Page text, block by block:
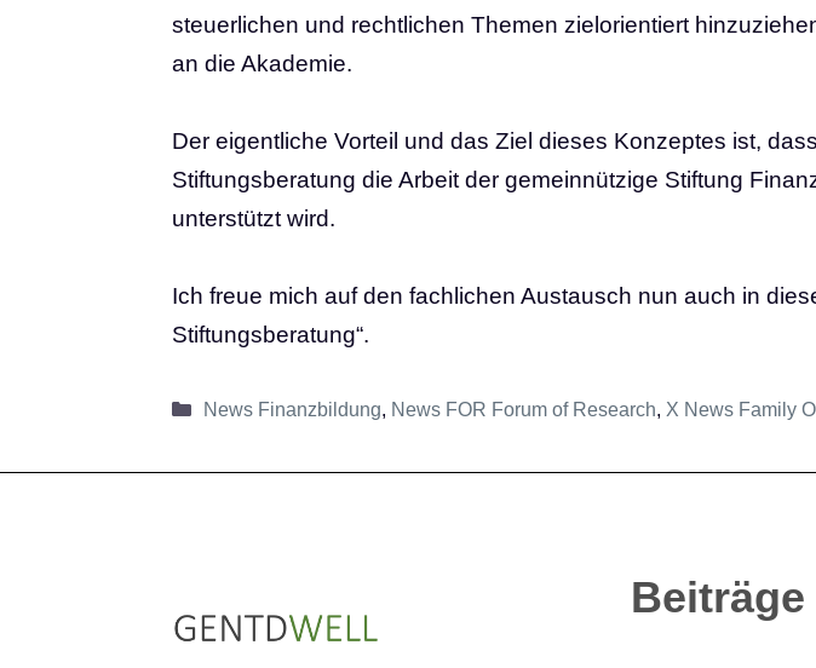
steuerlichen und rechtlichen Themen zielorientiert
an die Akademie.
Der eigentliche Vorteil und das Ziel dieses Konzeptes ist,
Stiftungsberatung die Arbeit der gemeinnützige Stiftung
unterstützt wird.
Ich freue mich auf den fachlichen Austausch nun auch in
Stiftungsberatung“.
Kategorien
News Finanzbildung, News FOR Forum of Research, X News Family
Beiträge